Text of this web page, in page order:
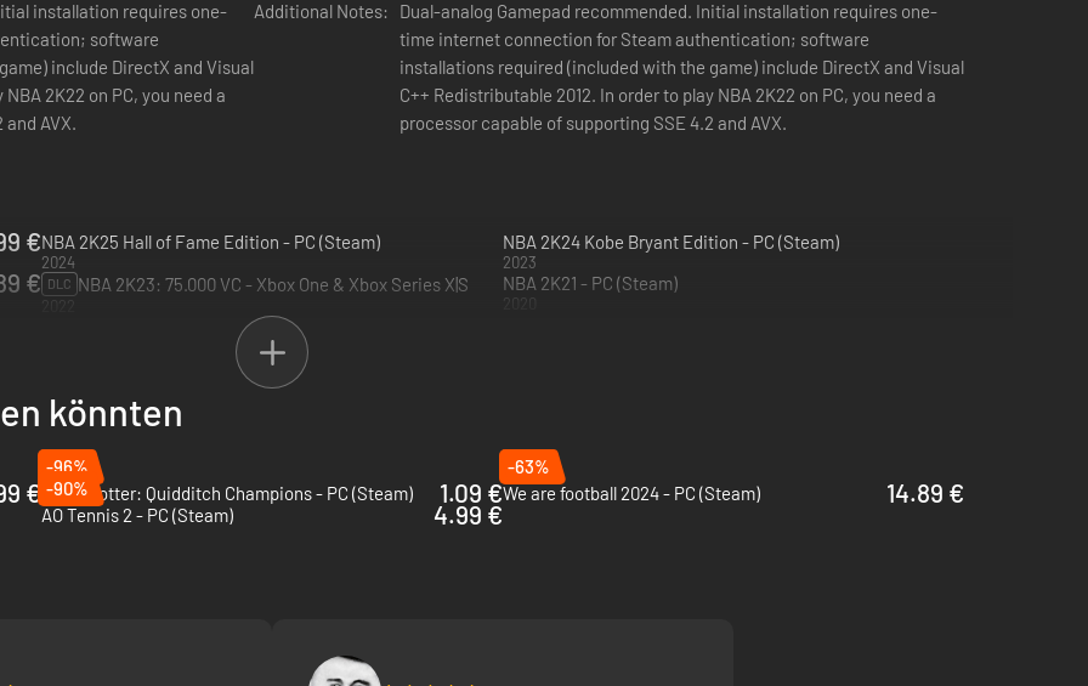
neuen Blocks und Wurferschwerungen.
du in See. Erstelle deinen perfekten Mein SPIELER, levele ihn, um Belohnungen zu erhalten, und beweise Können und Stil.
NBA-Fantasy-Wettkampf: NBA 2K22 MyTEAM. Stelle dein Traumlineup aus NBA-Stars und -Legenden aus der gesamten
des MyTEAM-Erlebnisses - Saison um Saison werden neue Features ergänzt.
installation requires one-
software
include DirectX and Visual
2K22 on PC, you need a
AVX.
Additional Notes:
Dual-analog Gamepad recommended. Initial installation requires one-
time internet connection for Steam authentication; software
installations required (included with the game) include DirectX and Visual
C++ Redistributable 2012. In order to play NBA 2K22 on PC, you need a
processor capable of supporting SSE 4.2 and AVX.
€NBA 2K25 Hall of Fame Edition - PC (Steam)
2024
NBA 2K24 Kobe Bryant Edition - PC (Steam)
2023
€ DLC NBA 2K23: 75.000 VC - Xbox One & Xbox Series X|S NBA 2K21 - PC (Steam)
könnten
€
-96%
Harry Potter: Quidditch Champions - PC (Steam)
1.09 €
-63%
We are football 2024 - PC (Steam)
14.89 €
-90%
AO Tennis 2 - PC (Steam)
4.99 €